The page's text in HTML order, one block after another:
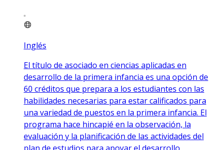
Inglés
El título de asociado en ciencias aplicadas en
desarrollo de la primera infancia es una opción de
60 créditos que prepara a los estudiantes con las
habilidades necesarias para estar calificados para
una variedad de puestos en la primera infancia. El
programa hace hincapié en la observación, la
evaluación y la planificación de las actividades del